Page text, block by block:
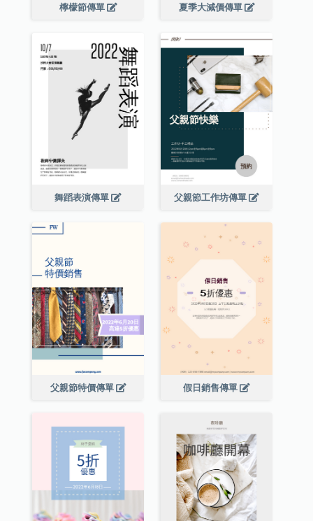
檸檬節傳單 夏季大減價傳單
舞蹈表演傳單 父親節工作坊傳單
父親節特價傳單 假日銷售傳單